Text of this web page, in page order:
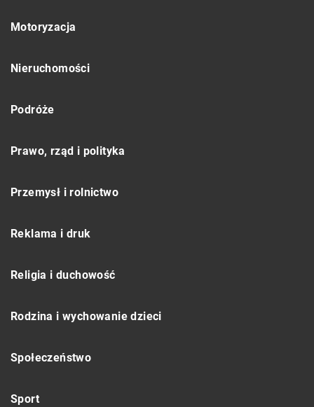
Motoryzacja
Nieruchomości
Podróże
Prawo, rząd i polityka
Przemysł i rolnictwo
Reklama i druk
Religia i duchowość
Rodzina i wychowanie dzieci
Społeczeństwo
Sport